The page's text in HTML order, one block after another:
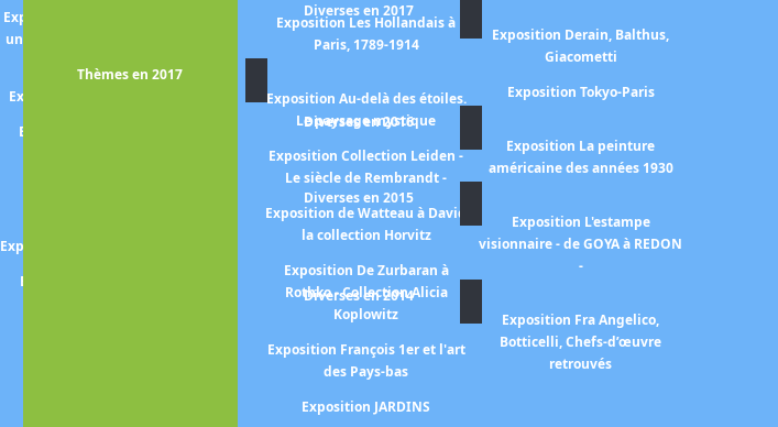
Exposition Pierre SOULAGES -
une autre lumière, peintures
Exposition Nicolas de STAEL
Exposition SOUTINE - DE
Exposition Mickalene THOMAS
Exposition Paul STRAND
Exposition Les Hollandais à
Paris, 1789-1914
Thèmes en 2017
Exposition Au-delà des étoiles.
Le paysage mystique
Exposition Collection Leiden -
Le siècle de Rembrandt -
Exposition de Watteau à David
la collection Horvitz
Exposition De Zurbaran à
Rothko - Collection Alicia
Koplowitz
Exposition François 1er et l'art
des Pays-bas
Exposition JARDINS
Diverses en 2017
Exposition Derain, Balthus,
Giacometti
Exposition Tokyo-Paris
Diverses en 2016
Exposition La peinture
américaine des années 1930
Diverses en 2015
Exposition L'estampe
visionnaire - de GOYA à REDON
-
Diverses en 2014
Exposition Fra Angelico,
Botticelli, Chefs-d’œuvre
retrouvés